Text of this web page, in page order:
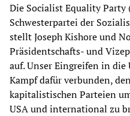
Die Socialist Equality Party
Schwesterpartei der
stellt Joseph Kishore und
Präsidentschafts- und
auf. Unser Eingreifen in
Kampf dafür verbunden,
kapitalistischen Parteien
USA und international zu